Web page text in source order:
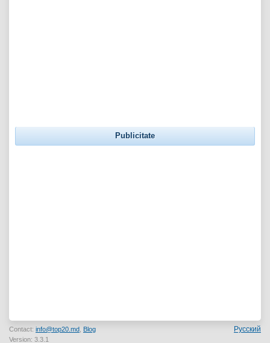
Publicitate
Contact: info@top20.md Blog
Version: 3.3.1
Русский